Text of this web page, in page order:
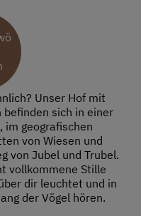
Unser Hof mit
befinden sich in einer
im geografischen
von Wiesen und
von Jubel und Trubel.
vollkommene Stille
dir leuchtet und in
der Vögel hören.